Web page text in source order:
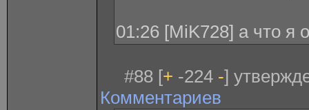
01:26 [MiK728] а что я
#88 [+ -224 -]
Комментариев